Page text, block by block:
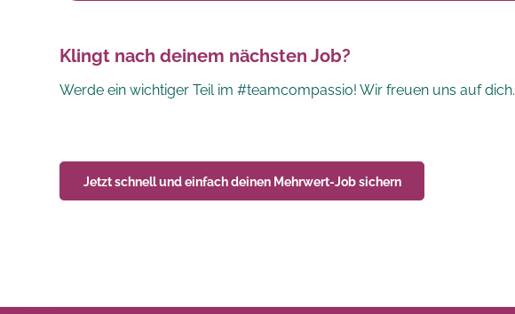
Klingt nach deinem nächsten Job?
Werde ein wichtiger Teil im #teamcompassio! Wir freuen uns auf dich.
Jetzt schnell und einfach deinen Mehrwert-Jobsichern